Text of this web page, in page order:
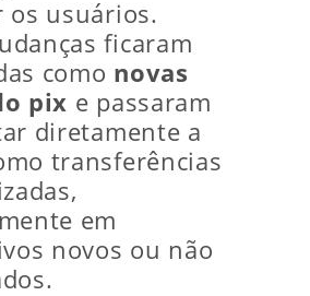
os usuários.
ficaram
como novas
pix e passaram
diretamente a
transferências
em
novos ou não